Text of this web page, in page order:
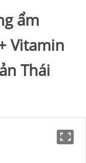
ẩm
Vitamin
Thái